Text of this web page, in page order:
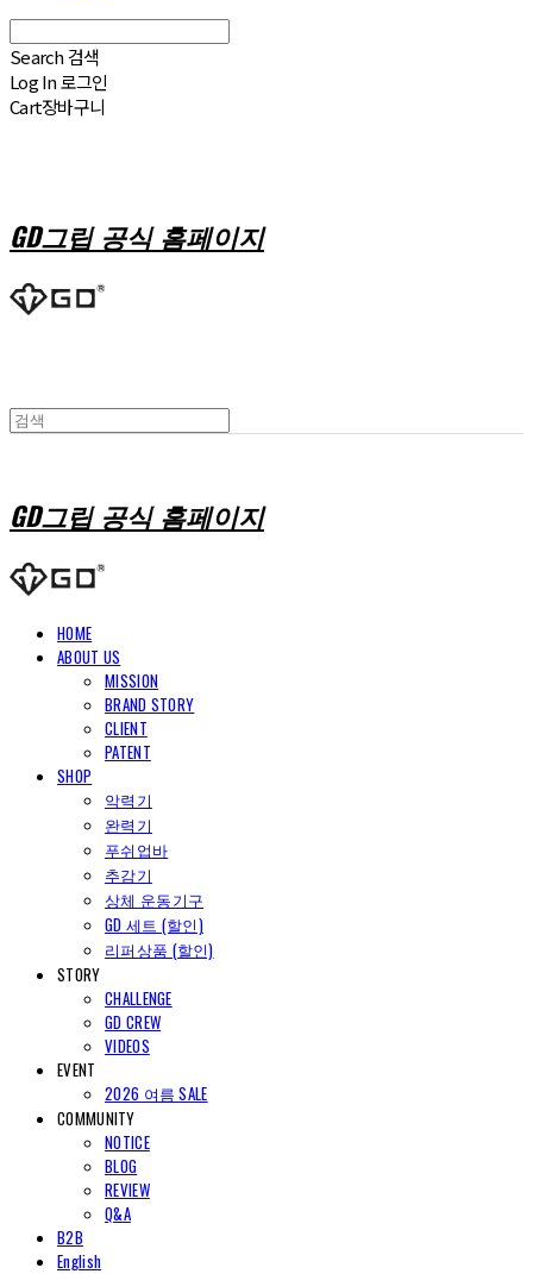
Search 검색
Log In로그인
Cart장바구니
GD그립 공식 홈페이지
GD그립 공식 홈페이지
HOME
ABOUT US
MISSION
BRAND STORY
CLIENT
PATENT
SHOP
악력기
완력기
푸쉬업바
추감기
상체 운동기구
GD 세트 (할인)
리퍼상품 (할인)
STORY
CHALLENGE
GD CREW
VIDEOS
EVENT
2026 여름 SALE
COMMUNITY
NOTICE
BLOG
REVIEW
Q&A
B2B
English